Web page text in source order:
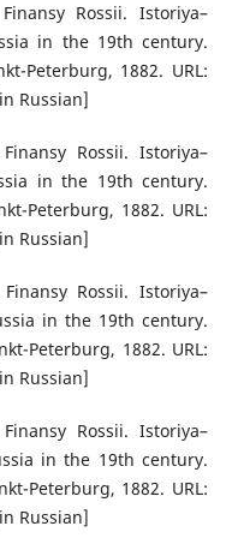
Rossii. Istoriya–
in the 19th century.
Peterburg, 1882. URL:
Russian]
Rossii. Istoriya–
in the 19th century.
Peterburg, 1882. URL:
Russian]
Rossii. Istoriya–
in the 19th century.
Peterburg, 1882. URL:
Russian]
Rossii. Istoriya–
in the 19th century.
Peterburg, 1882. URL:
Russian]